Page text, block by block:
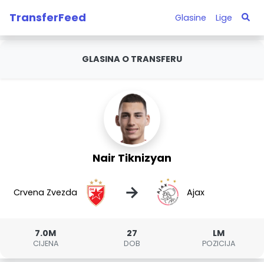
TransferFeed Glasine Lige
GLASINA O TRANSFERU
Nair Tiknizyan
Crvena Zvezda → Ajax
7.0M
CIJENA
27
DOB
LM
POZICIJA